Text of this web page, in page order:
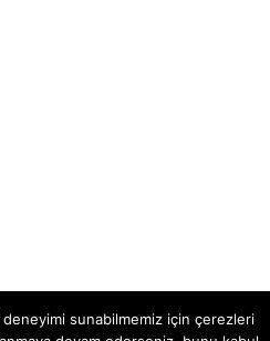
sunabilmemiz için çerezleri